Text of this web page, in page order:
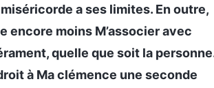
a ses limites. En outre,
encore moins M’associer avec
quelle que soit la
à Ma clémence une seconde